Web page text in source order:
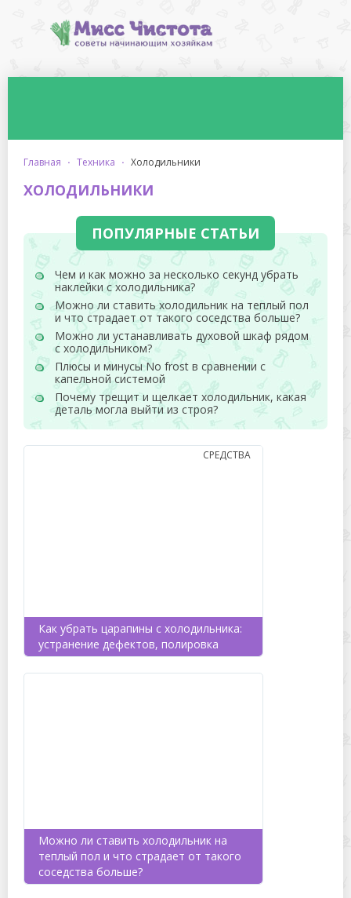
главная · техника · холодильники
ХОЛОДИЛЬНИКИ
ПОПУЛЯРНЫЕ СТАТЬИ
Чем и как можно за несколько секунд убрать
наклейки с холодильника?
Можно ли ставить холодильник на теплый пол
и что страдает от такого соседства больше?
Можно ли устанавливать духовой шкаф рядом
с холодильником?
Плюсы и минусы No frost в сравнении с
капельной системой
Почему трещит и щелкает холодильник, какая
деталь могла выйти из строя?
Как убрать царапины с холодильника:
устранение дефектов, полировка
СРЕДСТВА
Можно ли ставить холодильник на
теплый пол и что страдает от такого
соседства больше?